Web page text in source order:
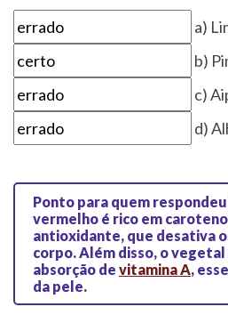
a)
b)
c)
d)
Ponto para quem respondeu
vermelho é rico em
antioxidante, que desativa
corpo. Além disso, o
absorção de vitamina A,
da pele.